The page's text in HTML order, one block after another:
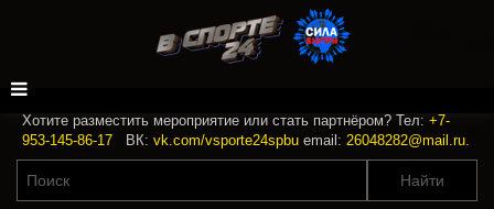
Хотите разместить мероприятие или стать партнёром? Тел: +7-
953-145-86-17 ВК: vk.com/vsporte24spbu email: 26048282@mail.ru.